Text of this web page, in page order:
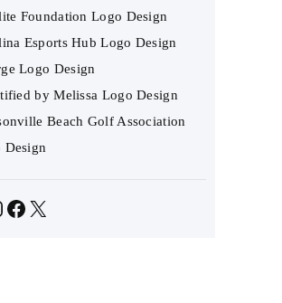
Foundation Logo Design
Esports Hub Logo Design
Logo Design
by Melissa Logo Design
Beach Golf Association
Design
Facebook
X